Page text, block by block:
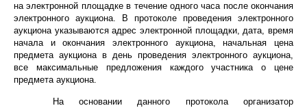
на электронной площадке в течение одного часа после окончания
электронного аукциона. В протоколе проведения электронного
аукциона указываются адрес электронной площадки, дата, время
начала и окончания электронного аукциона, начальная цена
предмета аукциона в день проведения электронного аукциона,
все максимальные предложения каждого участника о цене
предмета аукциона.
На основании данного протокола организатор